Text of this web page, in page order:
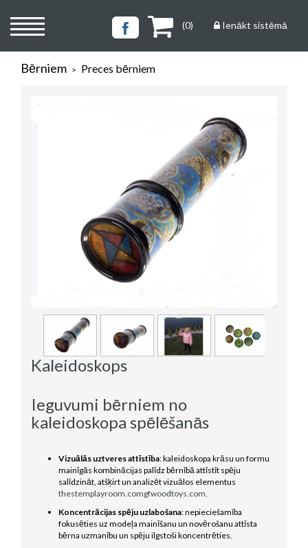
Ienākt sistēmā
(0)
Bērniem > Preces bērniem
Kaleidoskops
Ieguvumi bērniem no
kaleidoskopa spēlēšanās
Vizuālās uztveres attīstība: kaleidoskopa krāsu un formu
mainīgās kombinācijas palīdz bērnībā attīstīt spēju
salīdzināt, atšķirt un analizēt vizuālos elementus
thestemplayroom.comgfwoodtoys.com.
Koncentrācijas spēju uzlabošana: nepieciešamība
fokusēties uz modeļa mainīšanu un novērošanu attīsta
bērna uzmanību un spēju ilgstoši koncentrēties.